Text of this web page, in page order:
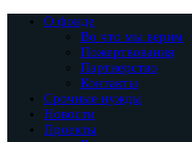
О фонде
Во что мы верим
Пожертвования
Партнерство
Контакты
Срочные нужды
Новости
Проекты